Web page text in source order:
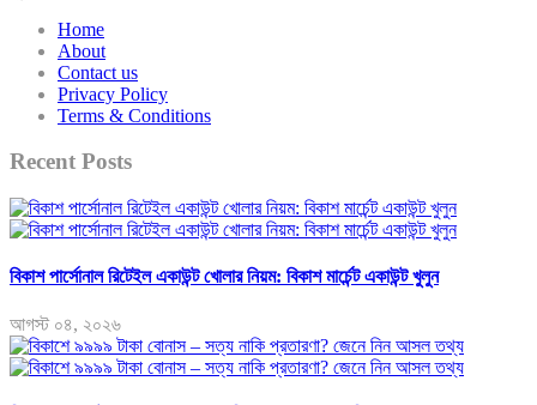
Home
About
Contact us
Privacy Policy
Terms & Conditions
Recent Posts
বিকাশ পার্সোনাল রিটেইল একাউন্ট খোলার নিয়ম: বিকাশ মার্চেন্ট একাউন্ট খুলুন
আগস্ট ০৪, ২০২৬